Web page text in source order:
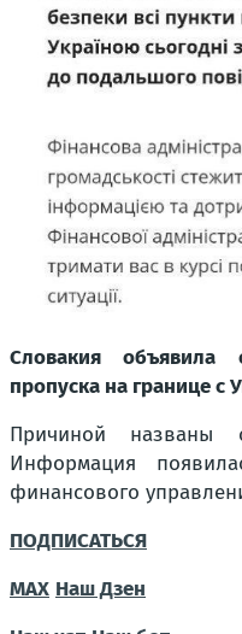
Словакия объявила
пропуска на границе с
Причиной названы
Информация
финансового
ПОДПИСАТЬСЯ
MAX Наш Дзен